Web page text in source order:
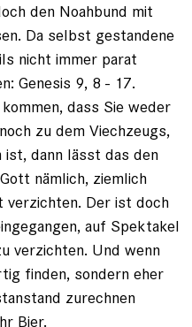
den Noahbund mit
Da selbst gestandene
nicht immer parat
Genesis 9, 8 - 17.
dass Sie weder
zu dem Viechzeugs,
dann lässt das den
nämlich, ziemlich
verzichten. Der ist doch
auf Spektakel
verzichten. Und wenn
finden, sondern eher
zurechnen
Bier.